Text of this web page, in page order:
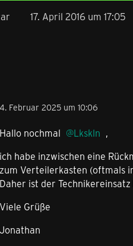
17. April 2016 um 17:05
4. Februar 2025 um 10:06
Hallo nochmal Lkskln ,
ich habe inzwischen eine
zum Verteilerkasten (oftmals
Daher ist der
Viele Grüße
Jonathan